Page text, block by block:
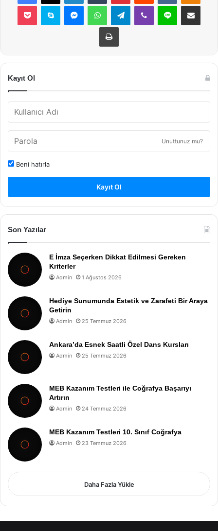
Pocket Skype MessengerWhatsAppTelegramViber Line E-Posta ile
Yazdır
Kayıt Ol
Unuttunuz mu?
Beni hatırla
Kayıt Ol
Son Yazılar
E İmza Seçerken Dikkat Edilmesi Gereken
Kriterler
Admin 1 Ağustos 2026
Hediye Sunumunda Estetik ve Zarafeti Bir Araya
Getirin
Admin 25 Temmuz 2026
Ankara’da Esnek Saatli Özel Dans Kursları
Admin 25 Temmuz 2026
MEB Kazanım Testleri ile Coğrafya Başarıyı
Artırın
Admin 24 Temmuz 2026
MEB Kazanım Testleri 10. Sınıf Coğrafya
Admin 23 Temmuz 2026
Daha Fazla Yükle